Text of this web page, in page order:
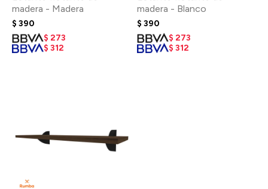
madera - Madera
$ 390
$ 273
$ 312
madera - Blanco
$ 390
$ 273
$ 312